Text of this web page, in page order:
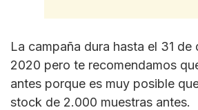
La campaña dura hasta el 31 de
2020 pero te recomendamos
antes porque es muy posible
stock de 2.000 muestras antes.